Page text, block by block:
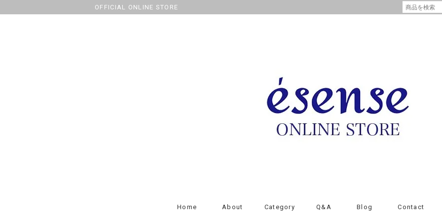
OFFICIAL ONLINE STORE
Home About Category Q&A Blog Contact